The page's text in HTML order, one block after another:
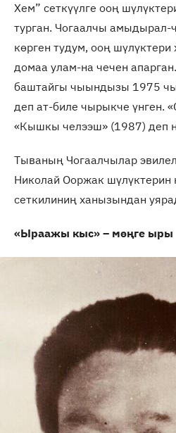
Хем” сеткүүлге ооң
турган. Чогаалчы амыдырал-
көрген тудум, ооң шүлүктери
домаа улам-на чечен
баштайгы чыындызы 1975
деп ат-биле чырыкче үнген.
«Кышкы челээш» (1987) деп
Тываның Чогаалчылар
Николай Ооржак шүлүктерин
сеткилиниң ханызындан
«Ыраажы кыс» – мөңге ыры